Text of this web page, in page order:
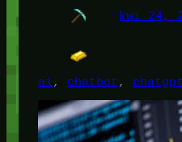
kwi 24,
ai, chatbot, chatgpt